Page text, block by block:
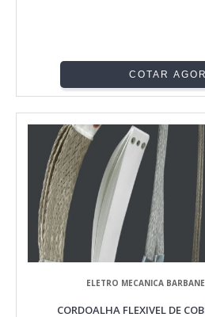
COTAR
ELETRO MECANICA
CORDOALHA FLEXIVEL DE